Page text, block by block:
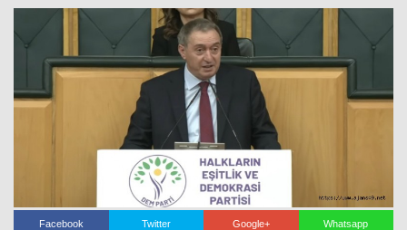
Facebook Twitter Google+ Whatsapp
VİDEO GALERİ
İLETİŞİM